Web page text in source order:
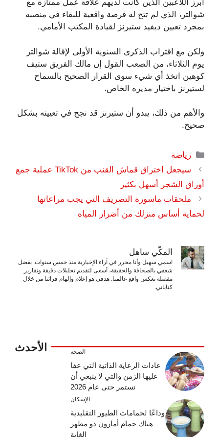
أبرز اللاعبين الذين كانت لديهم علاقة عمل ممتازة مع
شوالتر، الذي لم تتح له فرصة واقعية للبقاء في منصبه
بمجرد تعيين ديفيد ستيرنز لقيادة المكتب الأمامي.
ولكن مع اقتراب الذكرى السنوية الأولى لإقالة شوالتر
يوم الثلاثاء، من الصعب القول إن مالك الفريق ستيف
كوهين اتخذ أي شيء سوى القرار الصحيح بالسماح
لستيرنز باختيار مديره الخاص.
والأهم من ذلك، يبدو أن ستيرنز قد نجح في تعيينه بشكل
صحيح.
التصنيفات
رياضة
سيجعل اختراق قماش القنب من TikTok عملية جمع
أوراق الشجر أسهل بكثير
ملحقات ماسورة التصريف التي يجب مراعاتها
لحماية أساس منزلك من أضرار المياه
المكّي ساهل
اسمي سهيل وأنا محرر في آراء الإخبارية منذ خمس سنوات. بفضل
شغفي بالصحافة والحقيقة، أسعى لتقديم تحليلات دقيقة وتقارير
مفصلة تعكس واقع عالمنا. هدفي هو إعلام وإلهام قرائنا من خلال
كتاباتي.
الأحدث الصحة
عادات الرعاية الذاتية التي عفا
عليها الزمن والتي لا ينبغي أن
تستمر حتى عام 2026
الإسكان
وداعًا لحمامات الطيور التقليدية
– هناك حمام أمازون ذو مظهر
الغابة